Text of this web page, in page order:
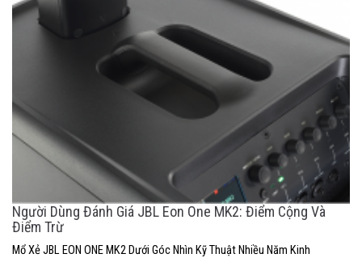
Người Dùng Đánh Giá JBL Eon One MK2: Điểm Cộng Và
Điểm Trừ
Mổ Xẻ JBL EON ONE MK2 Dưới Góc Nhìn Kỹ Thuật Nhiều Năm Kinh